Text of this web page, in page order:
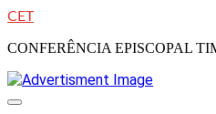
CET
CONFERÊNCIA EPISCOPAL